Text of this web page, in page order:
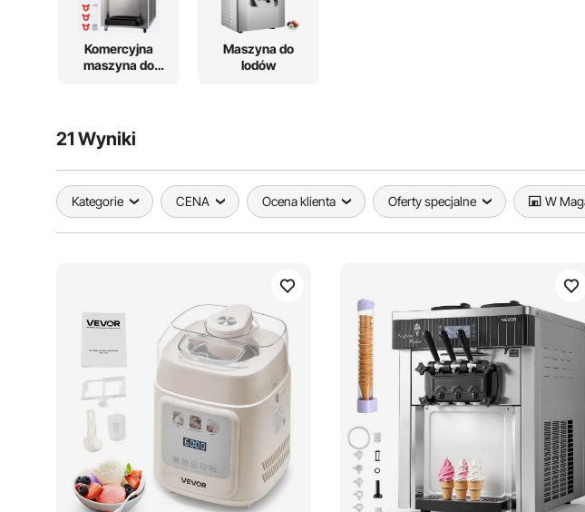
Komercyjna
maszyna do
Maszyna do
lodów
21 Wyniki
Kategorie CENA Ocena klienta Oferty specjalne W